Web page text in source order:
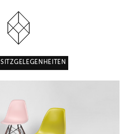
SITZGELEGENHEITEN